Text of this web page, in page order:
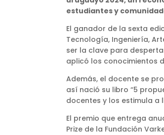
estudiantes y
El ganador de la sexta
Tecnología, Ingeniería,
ser la clave para
aplicó los conocimientos
Además, el docente se
así nació su libro “5
docentes y los estimula
El premio que entrega
Prize de la Fundación